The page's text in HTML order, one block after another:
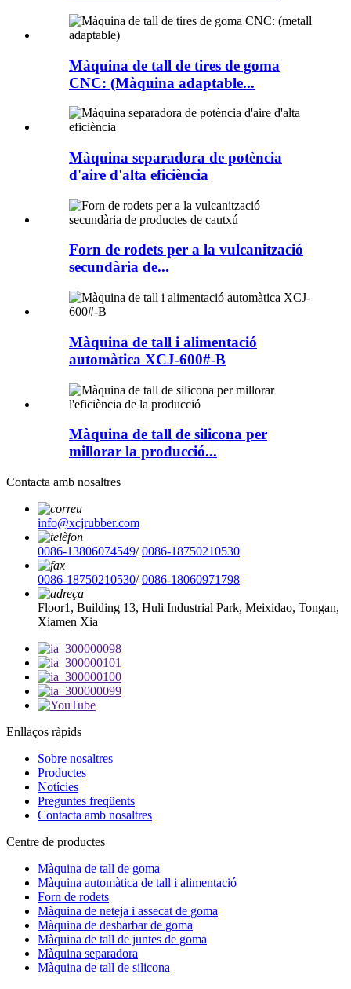
Màquina de tall de tires de goma
CNC: (Màquina adaptable...
Màquina separadora de potència
d'aire d'alta eficiència
Forn de rodets per a la vulcanització
secundària de...
Màquina de tall i alimentació
automàtica XCJ-600#-B
Màquina de tall de silicona per
millorar la producció...
Contacta amb nosaltres
info@xcjrubber.com
0086-13806074549/0086-18750210530
0086-18750210530/0086-18060971798
Floor1, Building 13, Huli Industrial Park, Meixidao, Tongan,
Xiamen Xia
Enllaços ràpids
Sobre nosaltres
Productes
Notícies
Preguntes freqüents
Contacta amb nosaltres
Centre de productes
Màquina de tall de goma
Màquina automàtica de tall i alimentació
Forn de rodets
Màquina de neteja i assecat de goma
Màquina de desbarbar de goma
Màquina de tall de juntes de goma
Màquina separadora
Màquina de tall de silicona